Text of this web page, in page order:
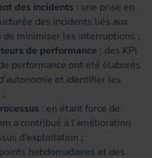
des incidents : une prise en
des incidents liés aux
de minimiser les interruptions ;
de performance : des KPI
performance ont été élaborés
et identifier les
: en étant force de
a contribué à l’amélioration
d’exploitation ;
hebdomadaires et des